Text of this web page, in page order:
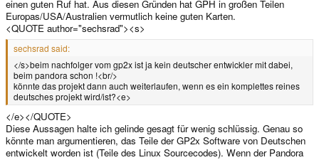
einen guten Ruf hat. Aus diesen Gründen hat GPH in großen Teilen
Europas/USA/Australien vermutlich keine guten Karten.
<QUOTE author="sechsrad"><s>
sechsrad said:
</s>beim nachfolger vom gp2x ist ja kein deutscher entwickler mit dabei,
beim pandora schon !<br/>
könnte das projekt dann auch weiterlaufen, wenn es ein komplettes reines
deutsches projekt wird/ist?<e>
</e></QUOTE>
Diese Aussagen halte ich gelinde gesagt für wenig schlüssig. Genau so
könnte man argumentieren, das Teile der GP2x Software von Deutschen
entwickelt worden ist (Teile des Linux Sourcecodes). Wenn der Pandora